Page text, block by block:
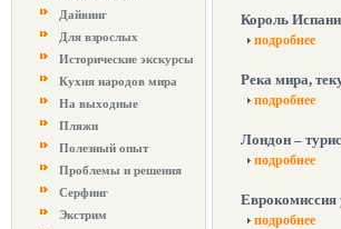
Дайвинг
Для взрослых
Исторические экскурсы
Кухня народов мира
На выходные
Пляжи
Полезный опыт
Проблемы и решения
Серфинг
Экстрим
Король
подробнее
Река мира,
подробнее
Лондон –
подробнее
Еврокомиссия
подробнее